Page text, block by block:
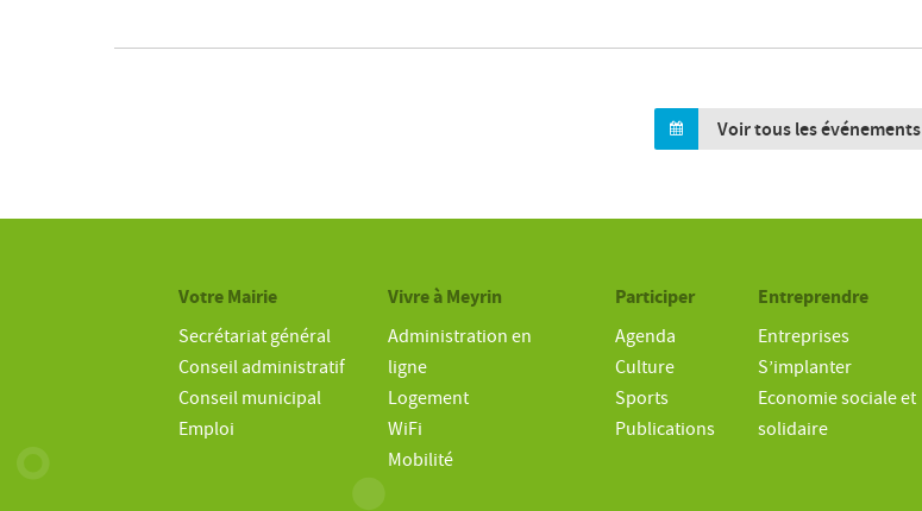
Voir tous les événements
Votre Mairie
Secrétariat général
Conseil administratif
Conseil municipal
Emploi
Vivre à Meyrin
Administration en
ligne
Logement
WiFi
Mobilité
Participer
Agenda
Culture
Sports
Publications
Entreprendre
Entreprises
S’implanter
Economie sociale et
solidaire